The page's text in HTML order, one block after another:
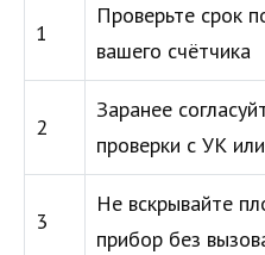
1
Проверьте срок
вашего счётчика
2
Заранее
проверки с УК
3
Не вскрывайте
прибор без